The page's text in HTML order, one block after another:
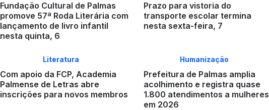
Fundação Cultural de Palmas
promove 57ª Roda Literária com
lançamento de livro infantil
nesta quinta, 6
Prazo para vistoria do
transporte escolar termina
nesta sexta-feira, 7
Literatura
Com apoio da FCP, Academia
Palmense de Letras abre
inscrições para novos membros
Humanização
Prefeitura de Palmas amplia
acolhimento e registra quase
1.800 atendimentos a mulheres
em 2026